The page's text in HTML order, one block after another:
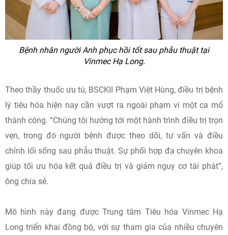
Bệnh nhân người Anh phục hồi tốt sau phẫu thuật tại
Vinmec Hạ Long.
Theo thầy thuốc ưu tú, BSCKII Phạm Việt Hùng, điều trị bệnh
lý tiêu hóa hiện nay cần vượt ra ngoài phạm vi một ca mổ
thành công. “Chúng tôi hướng tới một hành trình điều trị trọn
vẹn, trong đó người bệnh được theo dõi, tư vấn và điều
chỉnh lối sống sau phẫu thuật. Sự phối hợp đa chuyên khoa
giúp tối ưu hóa kết quả điều trị và giảm nguy cơ tái phát”,
ông chia sẻ.
Mô hình này đang được Trung tâm Tiêu hóa Vinmec Hạ
Long triển khai đồng bộ, với sự tham gia của nhiều chuyên